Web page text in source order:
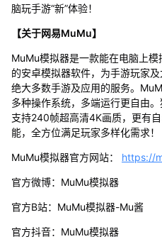
脑玩手游“新”体验！
【关于网易MuMu】
MuMu模拟器是一款能在电脑上
的安卓模拟器软件，为手游玩家
绝大多数手游及应用的服务。
多种操作系统，多端运行更自由
支持240帧超高清4K画质，更有
能，全方位满足玩家多样化需求！
MuMu模拟器官方网站： https://
官方微博：MuMu模拟器
官方B站：MuMu模拟器-Mu酱
官方抖音：MuMu模拟器